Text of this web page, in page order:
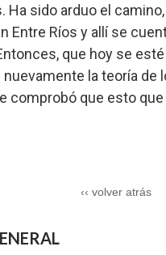
sido arduo el
Entre Ríos y allí se
que hoy se
la teoría de
comprobó que esto
‹‹ volver atrás